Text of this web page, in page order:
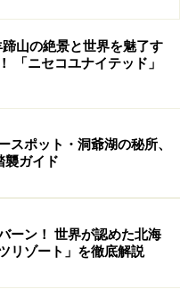
財登録ひがし大雪アー
める湯の街。足湯には
路湖や摩周湖ドライブ
蹄山の絶景と世界を魅了す
「ニセコユナイテッド」
スポット・洞爺湖の秘所、
襲ガイド
ーン！ 世界が認めた北海
リゾート」を徹底解説